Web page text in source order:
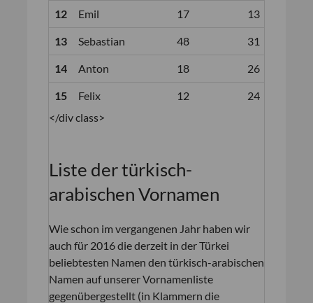
12 Emil 17 13
13 Sebastian 48 31
14 Anton 18 26
15 Felix 12 24
</div class>
Liste der türkisch-
arabischen Vornamen
Wie schon im vergangenen Jahr haben wir
auch für 2016 die derzeit in der Türkei
beliebtesten Namen den türkisch-arabischen
Namen auf unserer Vornamenliste
gegenübergestellt (in Klammern die